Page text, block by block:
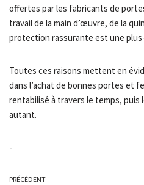
offertes par les fabricants de
travail de la main d’œuvre, de la
protection rassurante est une
Toutes ces raisons mettent en
dans l’achat de bonnes portes et
rentabilisé à travers le temps,
autant.
-
PRÉCÉDENT